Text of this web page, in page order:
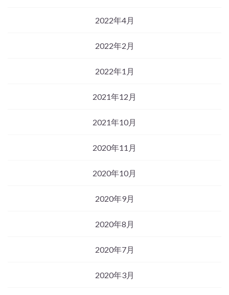
2022年4月
2022年2月
2022年1月
2021年12月
2021年10月
2020年11月
2020年10月
2020年9月
2020年8月
2020年7月
2020年3月